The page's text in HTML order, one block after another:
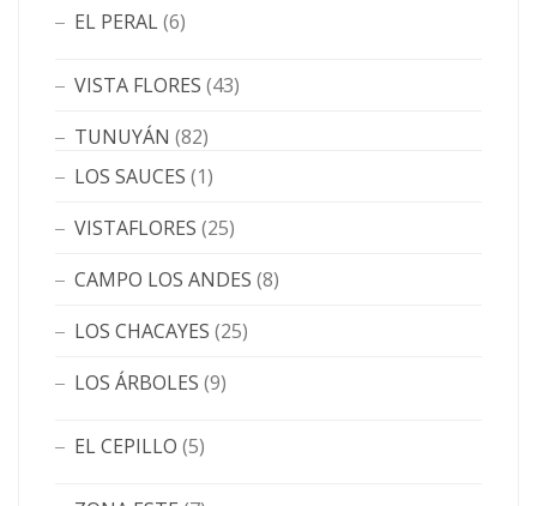
EL PERAL(6)
VISTA FLORES (43)
TUNUYÁN (82)
LOS SAUCES (1)
VISTAFLORES (25)
CAMPO LOS ANDES (8)
LOS CHACAYES (25)
LOS ÁRBOLES (9)
EL CEPILLO (5)